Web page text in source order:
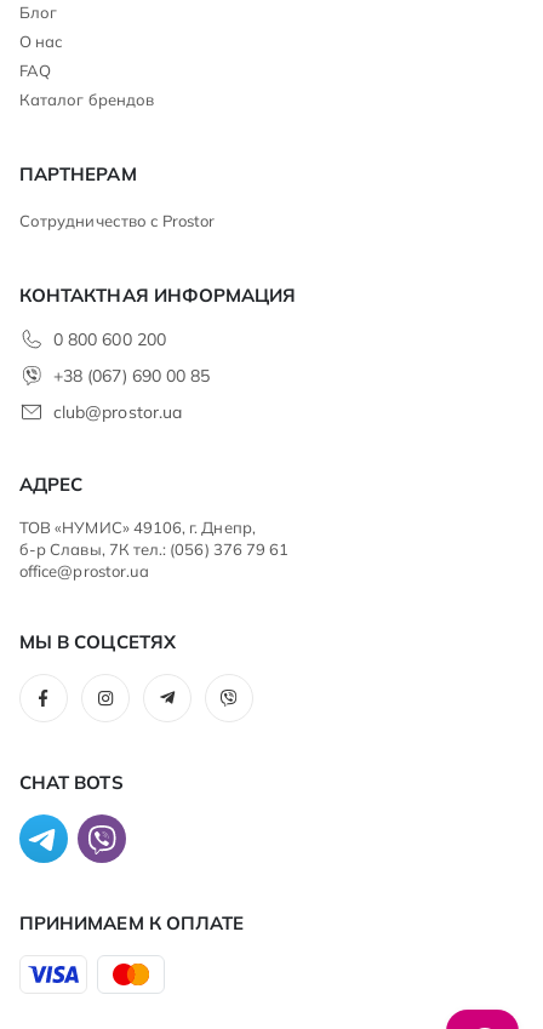
Блог
О нас
FAQ
Каталог брендов
ПАРТНЕРАМ
Сотрудничество с Prostor
КОНТАКТНАЯ ИНФОРМАЦИЯ
0 800 600 200
+38 (067) 690 00 85
club@prostor.ua
АДРЕС
ТОВ «НУМИС» 49106, г. Днепр,
б-р Славы, 7К тел.: (056) 376 79 61
office@prostor.ua
МЫ В СОЦСЕТЯХ
CHAT BOTS
ПРИНИМАЕМ К ОПЛАТЕ